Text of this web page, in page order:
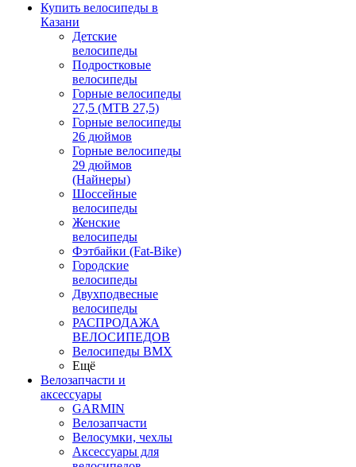
Купить велосипеды в
Казани
Детские
велосипеды
Подростковые
велосипеды
Горные велосипеды
27,5 (MTB 27,5)
Горные велосипеды
26 дюймов
Горные велосипеды
29 дюймов
(Найнеры)
Шоссейные
велосипеды
Женские
велосипеды
Фэтбайки (Fat-Bike)
Городские
велосипеды
Двухподвесные
велосипеды
РАСПРОДАЖА
ВЕЛОСИПЕДОВ
Велосипеды BMX
Ещё
Велозапчасти и
аксессуары
GARMIN
Велозапчасти
Велосумки, чехлы
Аксессуары для